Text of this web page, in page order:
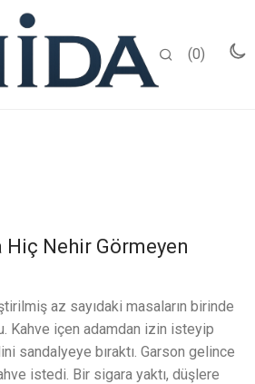
0
Hiç Nehir Görmeyen
az sayıdaki masaların birinde
Kahve içen adamdan izin isteyip
sandalyeye bıraktı. Garson gelince
istedi. Bir sigara yaktı, düşlere